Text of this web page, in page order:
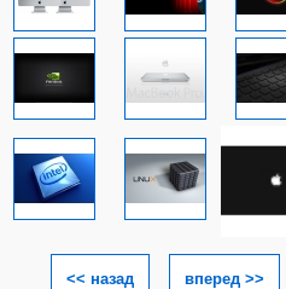
<< назад вперед >>